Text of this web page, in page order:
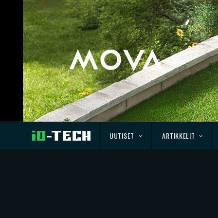
UUTISET ARTIKKELIT